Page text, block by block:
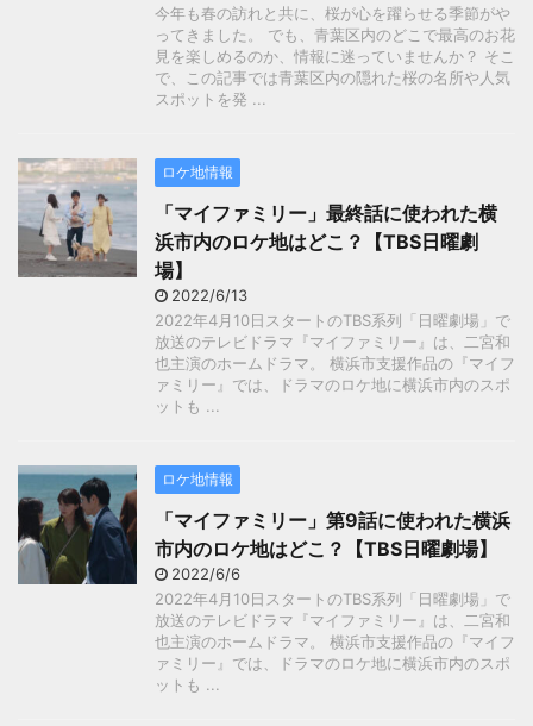
今年も春の訪れと共に、桜が心を躍らせる季節がや
ってきました。 でも、青葉区内のどこで最高のお花
見を楽しめるのか、情報に迷っていませんか？ そこ
で、この記事では青葉区内の隠れた桜の名所や人気
スポットを発 ...
ロケ地情報
「マイファミリー」最終話に使われた横
浜市内のロケ地はどこ？【TBS日曜劇
場】
2022/6/13
2022年4月10日スタートのTBS系列「日曜劇場」で
放送のテレビドラマ『マイファミリー』は、二宮和
也主演のホームドラマ。 横浜市支援作品の『マイフ
ァミリー』では、ドラマのロケ地に横浜市内のスポ
ットも ...
ロケ地情報
「マイファミリー」第9話に使われた横浜
市内のロケ地はどこ？【TBS日曜劇場】
2022/6/6
2022年4月10日スタートのTBS系列「日曜劇場」で
放送のテレビドラマ『マイファミリー』は、二宮和
也主演のホームドラマ。 横浜市支援作品の『マイフ
ァミリー』では、ドラマのロケ地に横浜市内のスポ
ットも ...